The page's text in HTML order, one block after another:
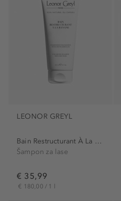
LEONOR GREYL
Bain Restructurant À La Banane
Šampon za lase
€ 35,99
€ 180,00 / 1 l